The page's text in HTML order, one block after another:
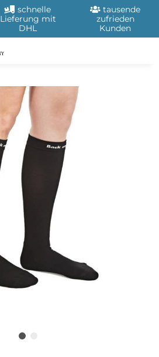
schnelle
Lieferung mit
DHL
tausende
zufrieden
Kunden